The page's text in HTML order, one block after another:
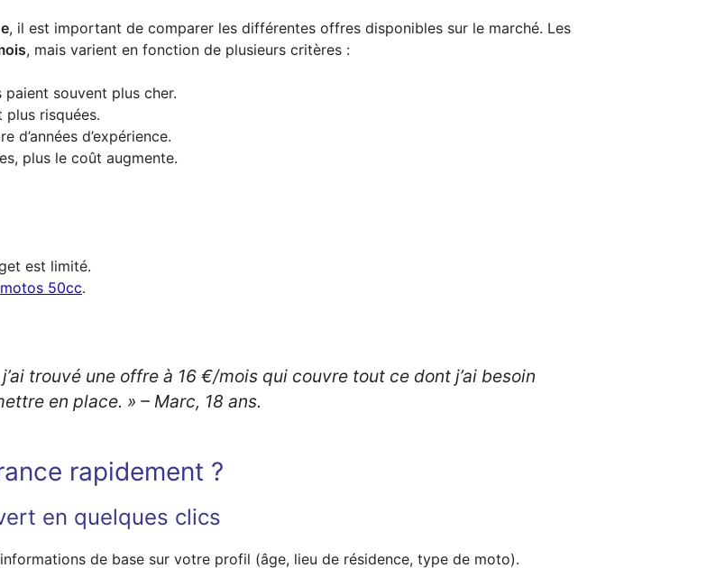
, il est important de comparer les différentes offres disponibles sur le marché. Les
, mais varient en fonction de plusieurs critères :
souvent plus cher.
plus risquées.
d’années d’expérience.
plus le coût augmente.
est limité.
50cc.
trouvé une offre à 16 €/mois qui couvre tout ce dont j’ai besoin
en place. » – Marc, 18 ans.
rapidement ?
en quelques clics
de base sur votre profil (âge, lieu de résidence, type de moto).